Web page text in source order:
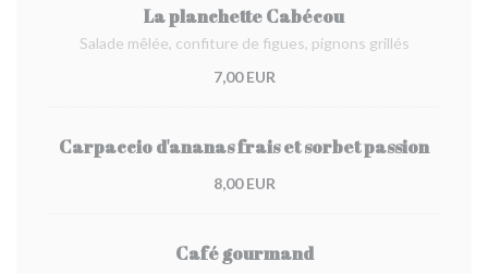
La planchette Cabécou
Salade mêlée, confiture de figues, pignons grillés
7,00 EUR
Carpaccio d'ananas frais et sorbet passion
8,00 EUR
Café gourmand